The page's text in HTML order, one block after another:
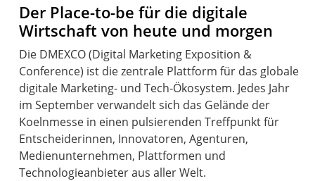
Der Place-to-be für die digitale
Wirtschaft von heute und morgen
Die DMEXCO (Digital Marketing Exposition &
Conference) ist die zentrale Plattform für das globale
digitale Marketing- und Tech-Ökosystem. Jedes Jahr
im September verwandelt sich das Gelände der
Koelnmesse in einen pulsierenden Treffpunkt für
Entscheiderinnen, Innovatoren, Agenturen,
Medienunternehmen, Plattformen und
Technologieanbieter aus aller Welt.